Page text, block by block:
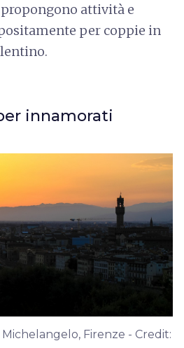
attività e
per coppie in
innamorati
Firenze - Credit: